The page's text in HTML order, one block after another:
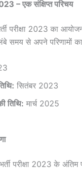
– एक संक्षिप्त परिचय
परीक्षा 2023 का
लंबे समय से अपने परिणामों
सितंबर 2023
तिथि: मार्च 2025
परीक्षा 2023 के अंतिम